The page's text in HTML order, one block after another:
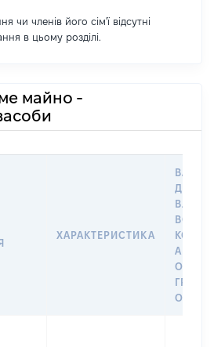
чи членів його сім'ї відсутні
в цьому розділі.
майно -
ХАРАКТЕРИСТИКА
ДАТУ
АБО